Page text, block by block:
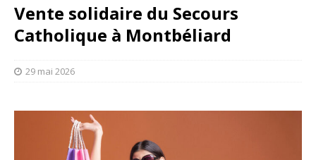
Vente solidaire du Secours
Catholique à Montbéliard
29 mai 2026